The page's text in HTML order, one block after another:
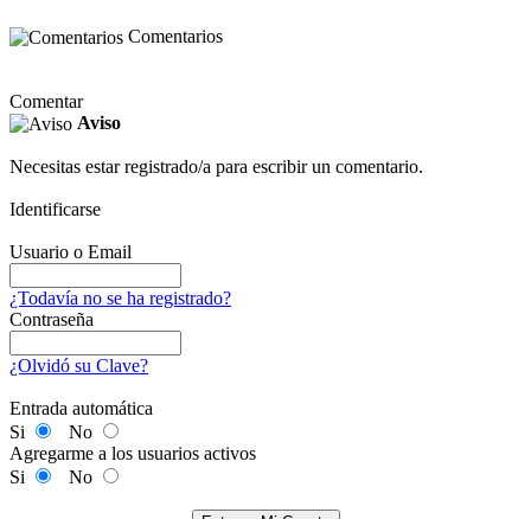
Comentarios
Comentar
Aviso
Necesitas estar registrado/a para escribir un comentario.
Identificarse
Usuario o Email
¿Todavía no se ha registrado?
Contraseña
¿Olvidó su Clave?
Entrada automática
Si
No
Agregarme a los usuarios activos
Si
No